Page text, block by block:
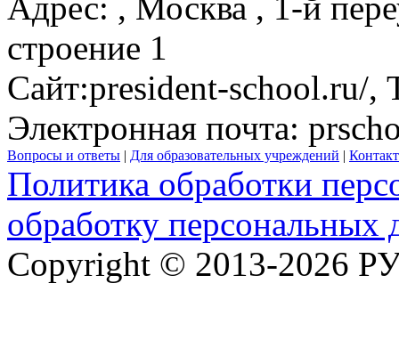
Адрес: , Москва , 1-й
строение 1
Сайт:president-school.ru/,
Электронная почта:
Вопросы и ответы | Для образовательных учреждений |
Политика обработки
обработку персональных
Copyright © 2013-2026